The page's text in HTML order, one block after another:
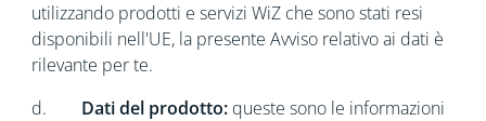
utilizzando prodotti e servizi WiZ che sono stati resi
disponibili nell'UE, la presente Avviso relativo ai dati è
rilevante per te.
d. Datidel prodotto:queste sono le informazioni